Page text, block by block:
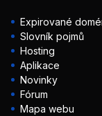
Expirované
Slovník pojmů
Hosting
Aplikace
Novinky
Fórum
Mapa webu